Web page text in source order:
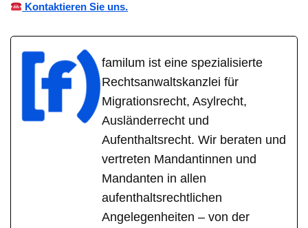
Kontaktieren Sie uns.
familum ist eine spezialisierte
Rechtsanwaltskanzlei für
Migrationsrecht, Asylrecht,
Ausländerrecht und
Aufenthaltsrecht. Wir beraten und
vertreten Mandantinnen und
Mandanten in allen
aufenthaltsrechtlichen
Angelegenheiten – von der